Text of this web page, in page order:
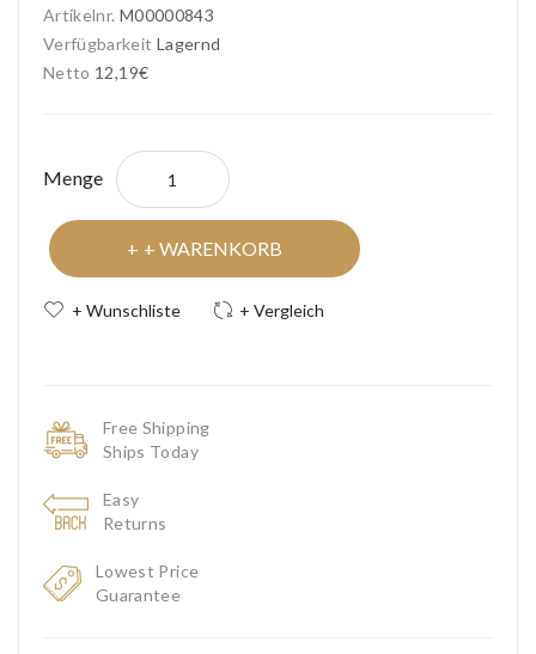
Artikelnr. M00000843
Verfügbarkeit Lagernd
Netto 12,19€
Menge
+ WARENKORB
+ Wunschliste + Vergleich
Free Shipping
Ships Today
Easy
Returns
Lowest Price
Guarantee